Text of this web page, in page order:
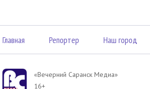
Главная Репортер Наш город
«Вечерний Саранск Mедиа»
16+